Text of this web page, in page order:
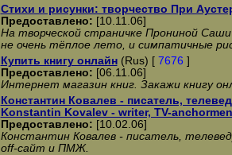
Стихи и рисунки: творчество При
Предоставлено: [10.11.06]
На творческой страничке Прониной
не очень тёплое лето, и симпатичные
Купить книгу онлайн(Rus) [ 7676 ]
Предоставлено: [06.11.06]
Интернет магазин книг. Закажи книгу
Константин Ковалев - писатель,
Konstantin Kovalev - writer, TV-
Предоставлено: [10.02.06]
Константин Ковалев - писатель,
off-сайт и ПМЖ.